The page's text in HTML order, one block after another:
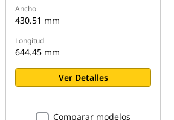
Ancho
430.51 mm
Longitud
644.45 mm
Ver Detalles
Comparar modelos